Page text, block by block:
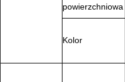
powierzchniowa
Kolor